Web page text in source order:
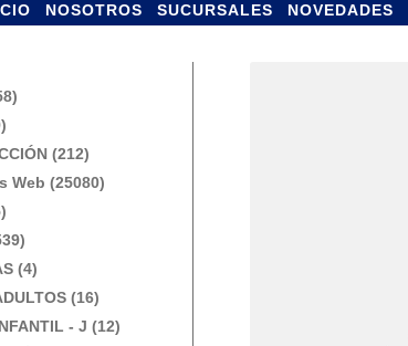
NOSOTROS SUCURSALES NOVEDADES
(212)
Web (25080)
(4)
(16)
- J (12)